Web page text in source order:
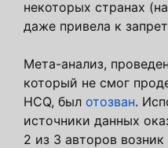
некоторых странах
даже привела к
Мета-анализ,
который не смог
HCQ, был отозван.
источники данных
2 из 3 авторов